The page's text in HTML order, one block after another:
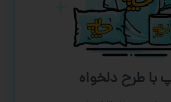
با طرح دلخواه